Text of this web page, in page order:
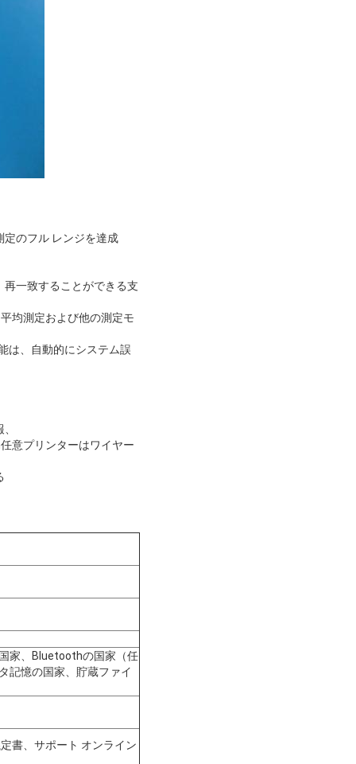
のフル レンジを達成
一致することができる支
均測定および他の測定モ
は、自動的にシステム誤
意プリンターはワイヤー
家、Bluetoothの国家（任
記憶の国家、貯蔵ファイ
書、サポート オンライン